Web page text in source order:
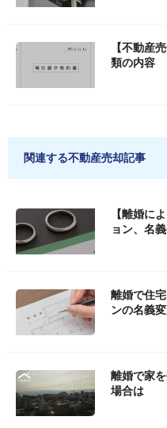
【不動産
類の内容
関連する不動産売却記事
【離婚に
ョン、名
離婚で住
ンの名義
離婚で家
場合は